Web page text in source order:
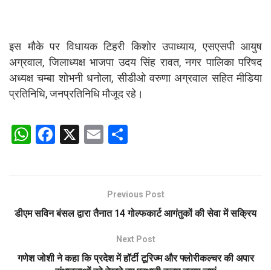
इस मौके पर विधायक टिहरी किशोर उपाध्याय, एसएसपी आयुष
अग्रवाल, जिलाध्यक्ष भाजपा उदय सिंह रावत, नगर पालिका परिषद
अध्यक्ष चम्बा शोभनी धनोला, सीडीओ वरुणा अग्रवाल सहित मीडिया
प्रतिनिधि, जनप्रतिनिधि मौजूद रहे।
W
A
p
F
o
k
X
E
e
Previous Post
डीएम सविन बंसल द्वारा तैनात 14 गोल्फकार्ट आगंतुकों की सेवा में सक्रिय
Next Post
गणेश जोशी ने कहा कि प्रदेश में हॉर्टी टूरिज्म और फ्लोरीकल्चर की अपार